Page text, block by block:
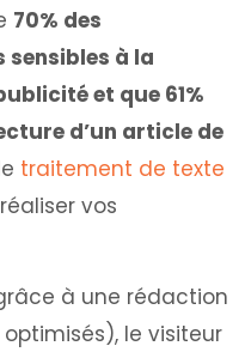
70% des
à la
et que 61%
d’un article de
traitement de texte
vos
à une rédaction
optimisés), le visiteur